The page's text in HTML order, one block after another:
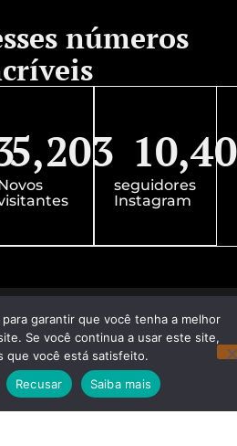
números
5,203
seguidores
Instagram
garantir que você tenha a melhor
Se você continua a usar este site,
que você está satisfeito.
Recusar Saiba mais